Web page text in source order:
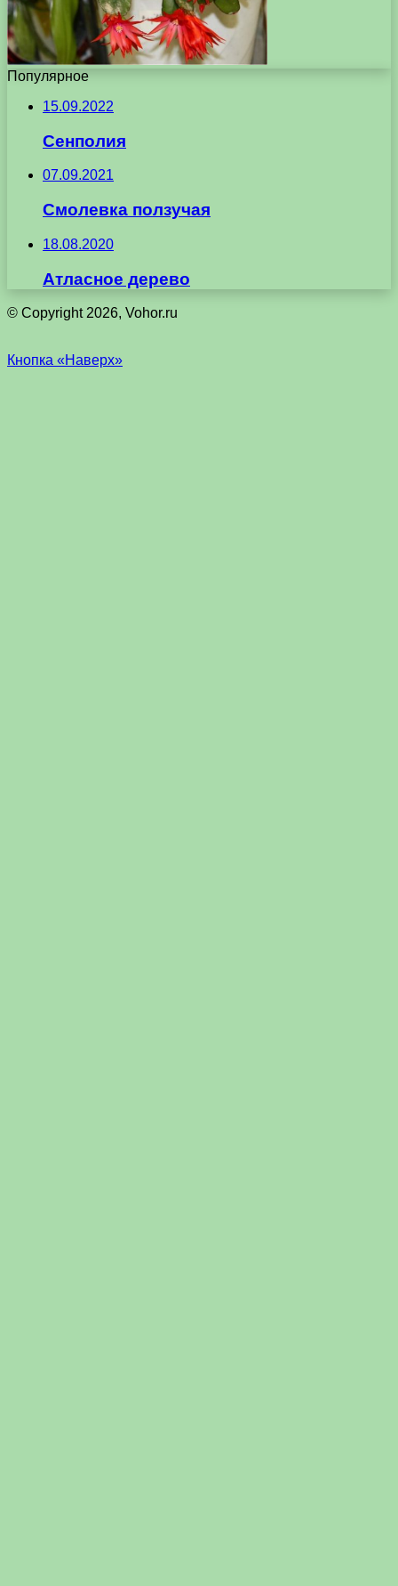
Популярное
15.09.2022
Сенполия
07.09.2021
Смолевка ползучая
18.08.2020
Атласное дерево
© Copyright 2026, Vohor.ru
Кнопка «Наверх»